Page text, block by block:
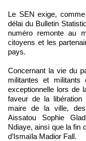
Le SEN exige,
délai du Bulletin
numéro remonte au
citoyens et les
pays.
Concernant la vie du
militantes et militants
exceptionnelle lors de
faveur de la
maire de la ville,
Aissatou Sophie
Ndiaye, ainsi que la fin
d’Ismaïla Madior Fall.